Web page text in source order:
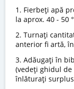
1. Fierbeți apă
la aprox. 40 - 50
2. Turnați
anterior fi artă,
3. Adăugați în
(vedeți ghidul de
înlăturați